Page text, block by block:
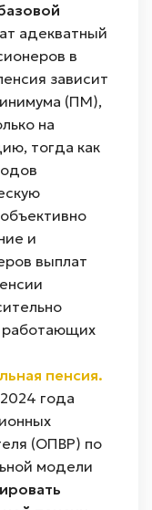
адекватный
в
зависит
(ПМ),
на
тогда как
и
выплат
работающих
пенсия.
года
(ОПВР) по
модели